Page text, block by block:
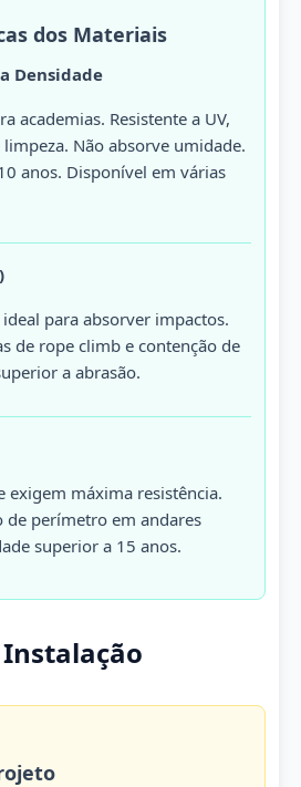
dos Materiais
Densidade
academias. Resistente a UV,
Não absorve umidade.
anos. Disponível em várias
para absorver impactos.
de rope climb e contenção de
a abrasão.
exigem máxima resistência.
de perímetro em andares
superior a 15 anos.
Instalação